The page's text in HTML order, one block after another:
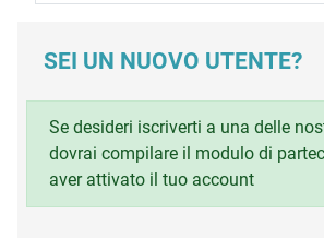
SEI UN NUOVO UTENTE?
Se desideri iscriverti a una delle
dovrai compilare il modulo di
aver attivato il tuo account